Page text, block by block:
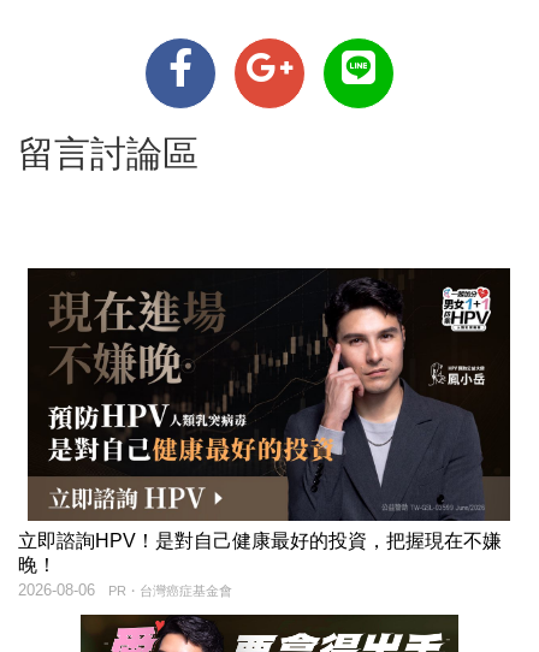
留言討論區
立即諮詢HPV！是對自己健康最好的投資，把握現在不嫌
晚！
PR・台灣癌症基金會
2026-08-06